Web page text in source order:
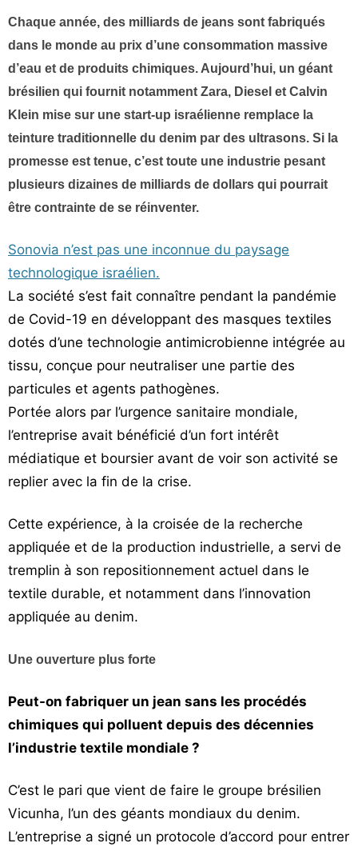
Vos
chroniques
Les
bonnes
adresses
Chaque année, des milliards de jeans sont fabriqués
dans le monde au prix d’une consommation massive
d’eau et de produits chimiques. Aujourd’hui, un géant
brésilien qui fournit notamment Zara, Diesel et Calvin
Klein mise sur une start-up israélienne remplace la
teinture traditionnelle du denim par des ultrasons. Si la
promesse est tenue, c’est toute une industrie pesant
plusieurs dizaines de milliards de dollars qui pourrait
être contrainte de se réinventer.
Sonovia n’est pas une inconnue du paysage
technologique israélien.
La société s’est fait connaître pendant la pandémie
de Covid-19 en développant des masques textiles
dotés d’une technologie antimicrobienne intégrée au
tissu, conçue pour neutraliser une partie des
particules et agents pathogènes.
Portée alors par l’urgence sanitaire mondiale,
l’entreprise avait bénéficié d’un fort intérêt
médiatique et boursier avant de voir son activité se
replier avec la fin de la crise.
Cette expérience, à la croisée de la recherche
appliquée et de la production industrielle, a servi de
tremplin à son repositionnement actuel dans le
textile durable, et notamment dans l’innovation
appliquée au denim.
Une ouverture plus forte
Peut-on fabriquer un jean sans les procédés
chimiques qui polluent depuis des décennies
l’industrie textile mondiale ?
C’est le pari que vient de faire le groupe brésilien
Vicunha, l’un des géants mondiaux du denim.
L’entreprise a signé un protocole d’accord pour entrer